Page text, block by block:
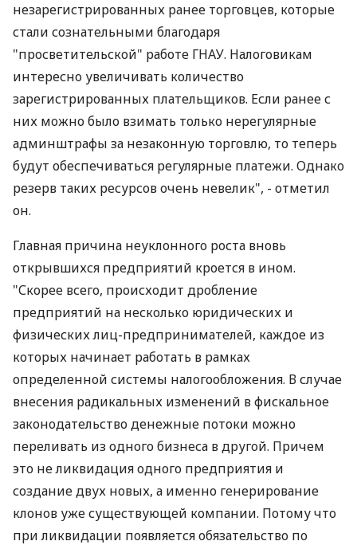
незарегистрированных ранее торговцев, которые
стали сознательными благодаря
"просветительской" работе ГНАУ. Налоговикам
интересно увеличивать количество
зарегистрированных плательщиков. Если ранее с
них можно было взимать только нерегулярные
админштрафы за незаконную торговлю, то теперь
будут обеспечиваться регулярные платежи. Однако
резерв таких ресурсов очень невелик", - отметил
он.
Главная причина неуклонного роста вновь
открывшихся предприятий кроется в ином.
"Скорее всего, происходит дробление
предприятий на несколько юридических и
физических лиц-предпринимателей, каждое из
которых начинает работать в рамках
определенной системы налогообложения. В случае
внесения радикальных изменений в фискальное
законодательство денежные потоки можно
переливать из одного бизнеса в другой. Причем
это не ликвидация одного предприятия и
создание двух новых, а именно генерирование
клонов уже существующей компании. Потому что
при ликвидации появляется обязательство по